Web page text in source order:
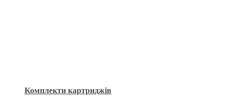
Комплекти картриджів